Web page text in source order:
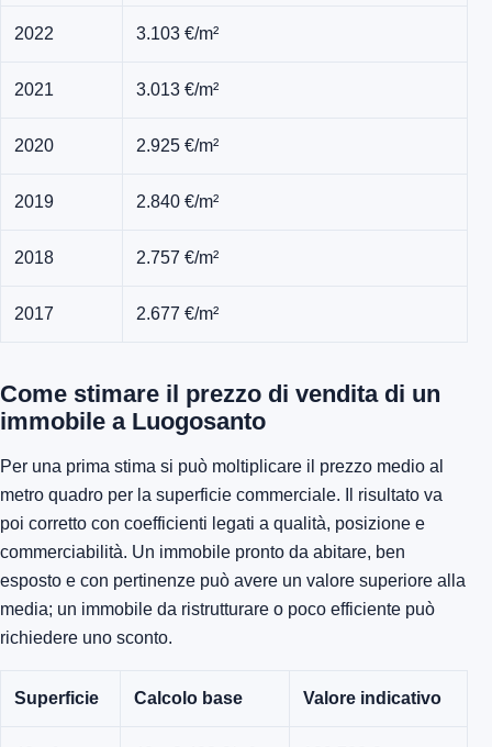
2022 3.103 €/m²
2021 3.013 €/m²
2020 2.925 €/m²
2019 2.840 €/m²
2018 2.757 €/m²
2017 2.677 €/m²
Come stimare il prezzo di vendita di un
immobile a Luogosanto
Per una prima stima si può moltiplicare il prezzo medio al
metro quadro per la superficie commerciale. Il risultato va
poi corretto con coefficienti legati a qualità, posizione e
commerciabilità. Un immobile pronto da abitare, ben
esposto e con pertinenze può avere un valore superiore alla
media; un immobile da ristrutturare o poco efficiente può
richiedere uno sconto.
Superficie Calcolo base Valore indicativo